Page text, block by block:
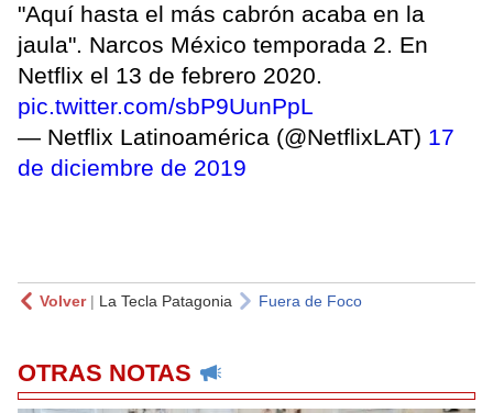
"Aquí hasta el más cabrón acaba en la
jaula". Narcos México temporada 2. En
Netflix el 13 de febrero 2020.
pic.twitter.com/sbP9UunPpL
— Netflix Latinoamérica (@NetflixLAT) 17
de diciembre de 2019
Volver| La Tecla Patagonia Fuera de Foco
OTRAS NOTAS